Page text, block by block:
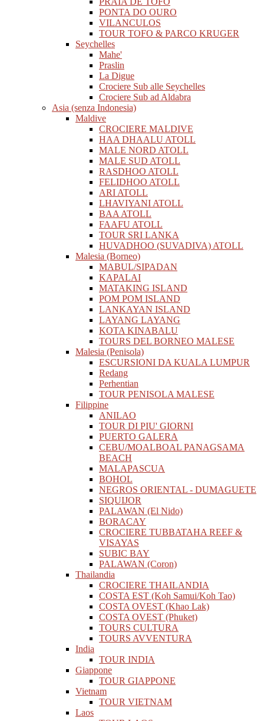
PONTA DO OURO
VILANCULOS
TOUR TOFO & PARCO KRUGER
Seychelles
Mahe'
Praslin
La Digue
Crociere Sub alle Seychelles
Crociere Sub ad Aldabra
Asia (senza Indonesia)
Maldive
CROCIERE MALDIVE
HAA DHAALU ATOLL
MALE NORD ATOLL
MALE SUD ATOLL
RASDHOO ATOLL
FELIDHOO ATOLL
ARI ATOLL
LHAVIYANI ATOLL
BAA ATOLL
FAAFU ATOLL
TOUR SRI LANKA
HUVADHOO (SUVADIVA) ATOLL
Malesia (Borneo)
MABUL/SIPADAN
KAPALAI
MATAKING ISLAND
POM POM ISLAND
LANKAYAN ISLAND
LAYANG LAYANG
KOTA KINABALU
TOURS DEL BORNEO MALESE
Malesia (Penisola)
ESCURSIONI DA KUALA LUMPUR
Redang
Perhentian
TOUR PENISOLA MALESE
Filippine
ANILAO
TOUR DI PIU' GIORNI
PUERTO GALERA
CEBU/MOALBOAL PANAGSAMA
BEACH
MALAPASCUA
BOHOL
NEGROS ORIENTAL - DUMAGUETE
SIQUIJOR
PALAWAN (El Nido)
BORACAY
CROCIERE TUBBATAHA REEF &
VISAYAS
SUBIC BAY
PALAWAN (Coron)
Thailandia
CROCIERE THAILANDIA
COSTA EST (Koh Samui/Koh Tao)
COSTA OVEST (Khao Lak)
COSTA OVEST (Phuket)
TOURS CULTURA
TOURS AVVENTURA
India
TOUR INDIA
Giappone
TOUR GIAPPONE
Vietnam
TOUR VIETNAM
Laos